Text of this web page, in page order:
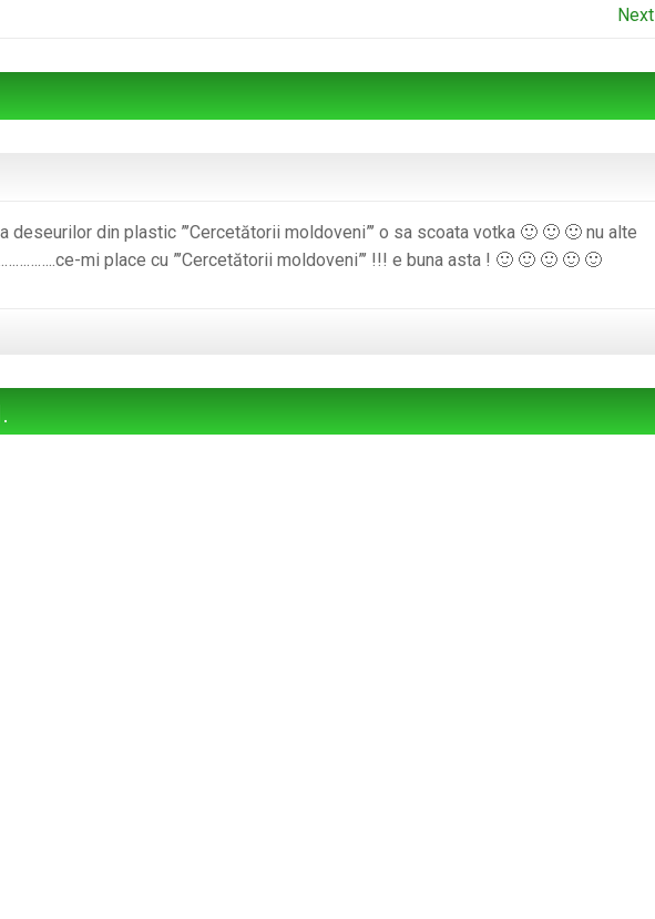
Next
deseurilor din plastic ”’Cercetătorii moldoveni”’ o sa scoata votka 🙂 🙂 🙂 nu alte
mi place cu ”’Cercetătorii moldoveni”’ !!! e buna asta ! 🙂 🙂 🙂 🙂 🙂